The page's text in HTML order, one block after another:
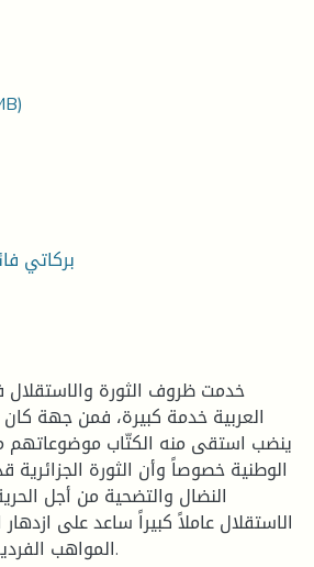
بركاتي
خدمت ظروف الثورة والاستقلال
العربية خدمة كبيرة، فمن جهة كان
ينضب استقى منه الكتّاب
الوطنية خصوصاً وأن الثورة الجزائرية
النضال والتضحية من أجل
الاستقلال عاملاً كبيراً ساعد على
المواهب الفردية على الكتابة والإبداع.